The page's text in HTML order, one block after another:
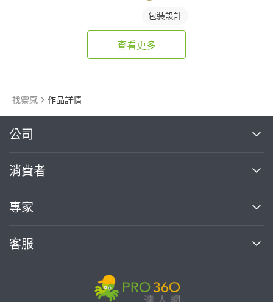
包裝設計
查看更多
找靈感 作品詳情
公司
關於我們
部落格
加入我們
消費者
買服務
熱門服務
專家
案件中心
客服
繼續完成